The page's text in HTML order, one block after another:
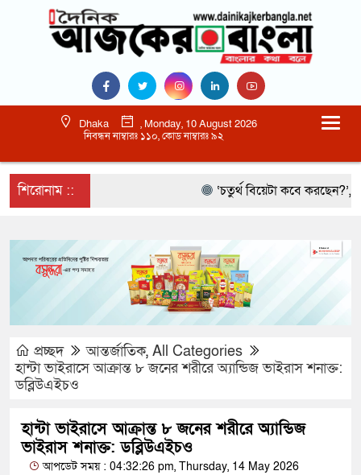
Dhaka
, Monday, 10 August 2026
নিবন্ধন নাম্বারঃ ১১০, কোড নাম্বারঃ ৯২
শিরোনাম :: ‘চতুর্থ বিয়েটা কবে করছেন?’,
প্রচ্ছদ আন্তর্জাতিক, All Categories
হান্টা ভাইরাসে আক্রান্ত ৮ জনের শরীরে অ্যান্ডিজ ভাইরাস শনাক্ত:
ডব্লিউএইচও
হান্টা ভাইরাসে আক্রান্ত ৮ জনের শরীরে অ্যান্ডিজ
ভাইরাস শনাক্ত: ডব্লিউএইচও
আপডেট সময় : 04:32:26 pm, Thursday, 14 May 2026